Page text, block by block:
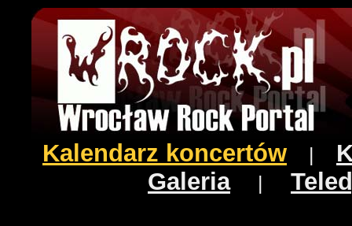
Kalendarz koncertów
Galeria|